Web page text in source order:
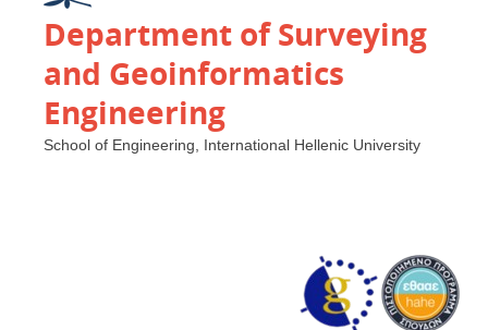
Department of Surveying
and Geoinformatics
Engineering
School of Engineering, International Hellenic University